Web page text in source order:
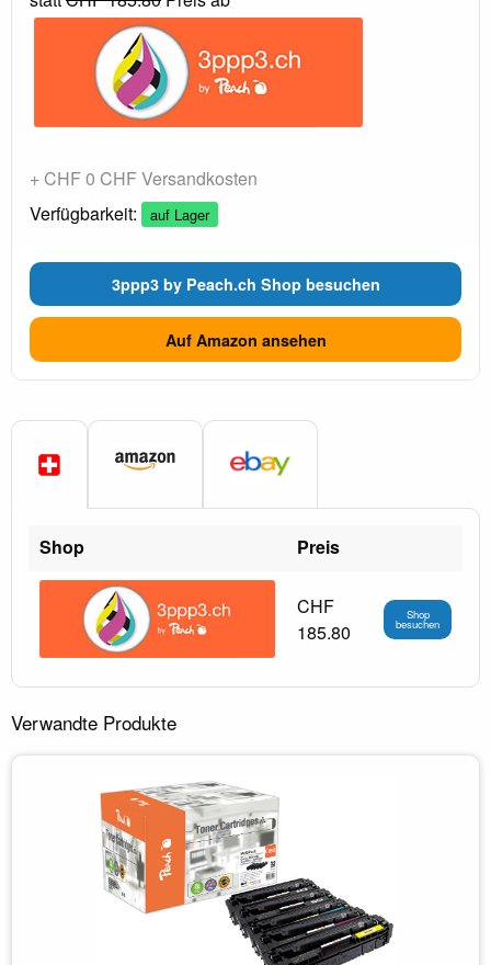
+ CHF 0 CHF Versandkosten
Verfügbarkeit:
auf Lager
3ppp3 by Peach.ch Shop besuchen
Auf Amazon ansehen
Shop Preis
CHF
185.80
Shop
besuchen
Verwandte Produkte